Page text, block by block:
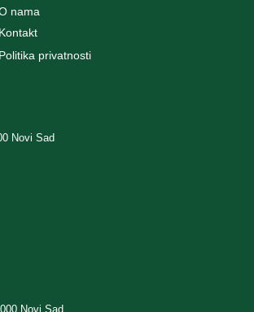
nama
Kontakt
Politika privatnosti
Novi Sad
Novi Sad